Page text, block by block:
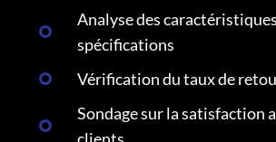
Analyse des
spécifications
Vérification du taux de
Sondage sur la satisfaction